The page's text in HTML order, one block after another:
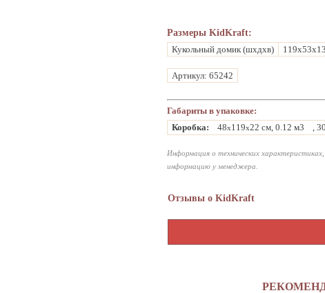
Размеры KidKraft:
Кукольный домик (шхдхв)
Артикул: 65242
Габариты в упаковке:
Коробка:
48x119x22 см, 0.12 м3 ,
Информация о технических
информацию у менеджера.
Отзывы о KidKraft